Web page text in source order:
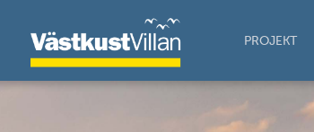
PROJEKT